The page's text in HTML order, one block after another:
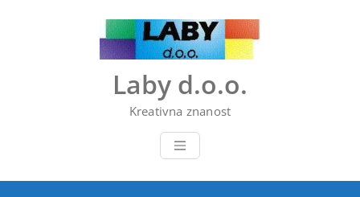
Laby d.o.o.
Kreativna znanost